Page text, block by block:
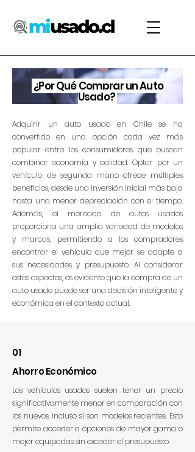
¿Por Qué Comprar un Auto
Usado?
Adquirir un auto usado en Chile se ha
convertido en una opción cada vez más
popular entre los consumidores que buscan
combinar economía y calidad. Optar por un
vehículo de segunda mano ofrece múltiples
beneficios, desde una inversión inicial más baja
hasta una menor depreciación con el tiempo.
Además, el mercado de autos usados
proporciona una amplia variedad de modelos
y marcas, permitiendo a los compradores
encontrar el vehículo que mejor se adapte a
sus necesidades y presupuesto. Al considerar
estos aspectos, es evidente que la compra de un
auto usado puede ser una decisión inteligente y
económica en el contexto actual.
01
Ahorro Económico
Los vehículos usados suelen tener un precio
significativamente menor en comparación con
los nuevos, incluso si son modelos recientes. Esto
permite acceder a opciones de mayor gama o
mejor equipadas sin exceder el presupuesto.